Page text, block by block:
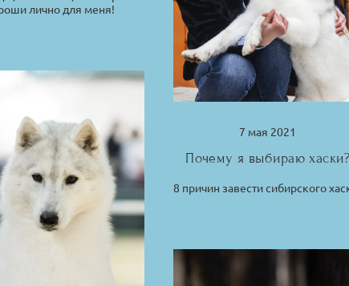
лично для меня!
7 мая 2021
Почему я выбираю хаски?
8 причин завести сибирского